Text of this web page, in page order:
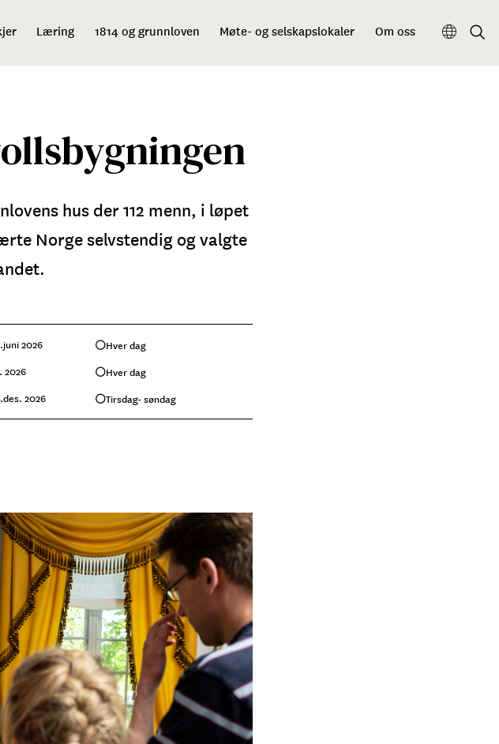
Læring 1814 og grunnloven Møte- og selskapslokaler Om oss
hus der 112 menn, i løpet
Norge selvstendig og valgte
2026
Hver dag
2026
Hver dag
2026 Tirsdag- søndag